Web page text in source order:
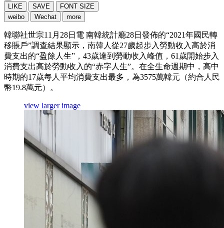
LIKE SAVE
FONT SIZE
weibo
Wechat more
韓聯社世宗11月28日電 南韓統計廳28日發佈的“2021年國民轉
移賬戶”調查結果顯示，南韓人從27歲起步入勞動收入高於消
費支出的“盈餘人生”，43歲達到勞動收入峰值，61歲開始步入
消費支出高於勞動收入的“赤字人生”。在全生命週期中，高中
時期的17歲每人平均消費支出最多，為3575萬韓元（約合人民
幣19.8萬元）。
view larger image